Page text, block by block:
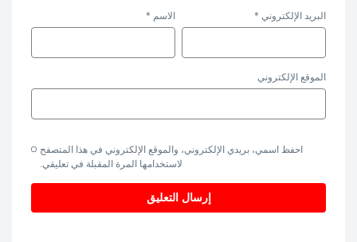
الاسم * البريد الإلكتروني *
الموقع الإلكتروني
احفظ اسمي، بريدي الإلكتروني، والموقع الإلكتروني في هذا المتصفح
لاستخدامها المرة المقبلة في تعليقي.